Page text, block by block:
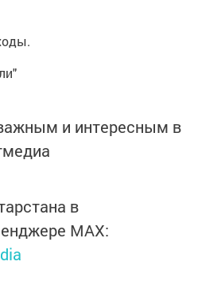
и интересным в
в
MАХ: